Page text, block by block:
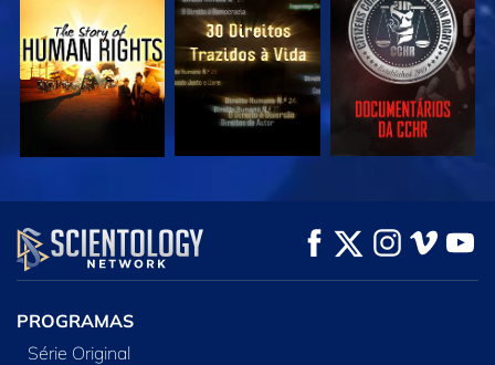
VEJA VEJA VEJA
VEJA EXPLORE A SÉRIE
PROGRAMAS
Série Original